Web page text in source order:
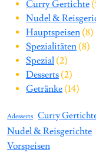
Curry Gertichte
Nudel &
Hauptspeisen 88
Spezialitäten 88
Spezial 22
Desserts 22
Getränke 1414
Adesserts Curry
Nudel & Reisgerichte
Vorspeisen